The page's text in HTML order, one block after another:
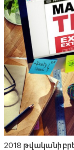
2018 թվականի